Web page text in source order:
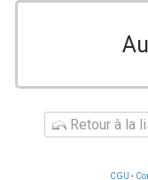
Retour à la
CGU -